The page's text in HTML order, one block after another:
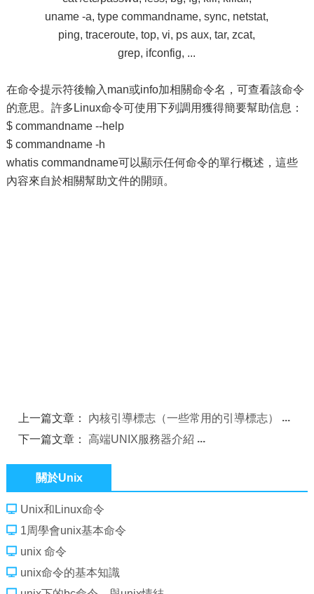
uname -a, type commandname, sync, netstat,
ping, traceroute, top, vi, ps aux, tar, zcat,
grep, ifconfig, ...
在命令提示符後輸入man或info加相關命令名，可查看該命令
的意思。許多Linux命令可使用下列調用獲得簡要幫助信息：
$ commandname --help
$ commandname -h
whatis commandname可以顯示任何命令的單行概述，這些
內容來自於相關幫助文件的開頭。
上一篇文章： 內核引導標志（一些常用的引導標志）
下一篇文章：高端UNIX服務器介紹
關於Unix
Unix和Linux命令
1周學會unix基本命令
unix 命令
unix命令的基本知識